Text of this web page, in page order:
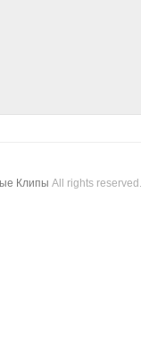
Клипы All rights reserved.